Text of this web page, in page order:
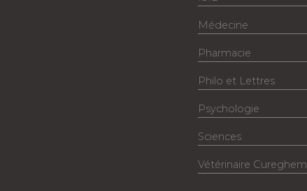
Médecine
Pharmacie
Philo et Lettres
Psychologie
Sciences
Vétérinaire Cureghem